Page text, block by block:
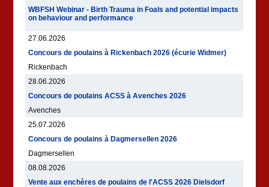
WBFSH Webinar - Birth Trauma in Foals and potential impacts
on behaviour and performance
27.06.2026
Concours de poulains à Rickenbach 2026 (écurie Widmer)
Rickenbach
28.06.2026
Concours de poulains ACSS à Avenches 2026
Avenches
25.07.2026
Concours de poulains à Dagmersellen 2026
Dagmersellen
08.08.2026
Vente aux enchères de poulains de l'ACSS 2026 Dielsdorf